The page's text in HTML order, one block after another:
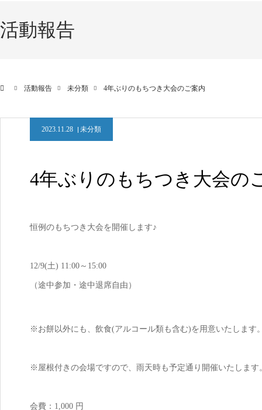
活動報告
活動報告 未分類 4年ぶりのもちつき大会のご案内
2023.11.28 未分類
4年ぶりのもちつき大会の
恒例のもちつき大会を開催します♪
12/9(土) 11:00～15:00
（途中参加・途中退席自由）
※お餅以外にも、飲食(アルコール類も含む)を用意いたします
※屋根付きの会場ですので、雨天時も予定通り開催いたします
会費：1,000 円